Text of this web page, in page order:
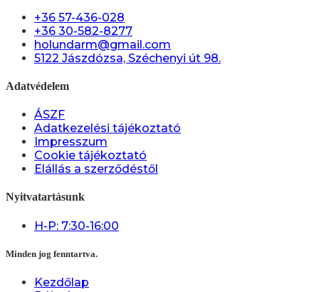
+36 57-436-028
+36 30-582-8277
holundarm@gmail.com
5122 Jászdózsa, Széchenyi út 98.
Adatvédelem
ÁSZF
Adatkezelési tájékoztató
Impresszum
Cookie tájékoztató
Elállás a szerződéstől
Nyitvatartásunk
H-P: 7:30-16:00
Minden jog fenntartva.
Kezdőlap